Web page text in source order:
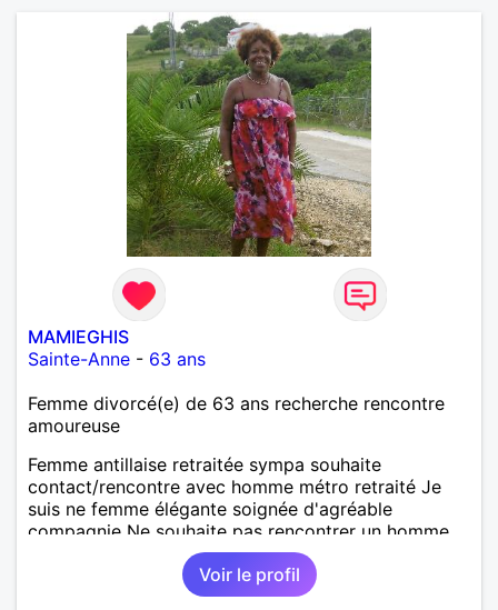
MAMIEGHIS
Sainte-Anne - 63 ans
Femme divorcé(e) de 63 ans recherche rencontre
amoureuse
Femme antillaise retraitée sympa souhaite
contact/rencontre avec homme métro retraité Je
suis ne femme élégante soignée d'agréable
compagnie Ne souhaite pas rencontrer un homme
barbu moustachu tatoué - pas trop ventru Ancienne
sportive, je pratique encore régulièrement la marche
pour le bien être J'aime voyager - les croisières.....
Voir le profil